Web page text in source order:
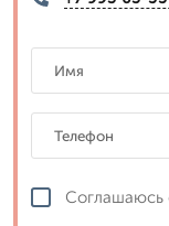
Соглашаюсь